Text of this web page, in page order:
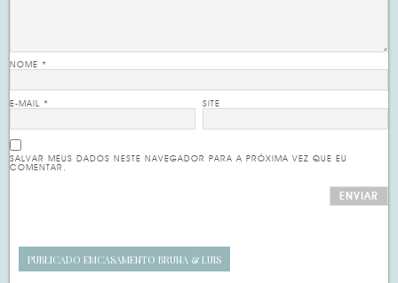
NOME*
E-MAIL* SITE
SALVAR MEUS DADOS NESTE NAVEGADOR PARA A PRÓXIMA VEZ QUE EU
COMENTAR.
PUBLICADO EMCASAMENTO BRUNA & LUIS